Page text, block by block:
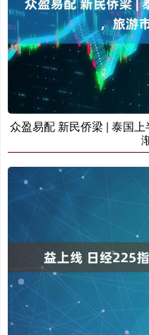
众盈易配 新民侨梁 | 泰国